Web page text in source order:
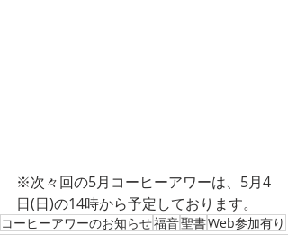
※次々回の5月コーヒーアワーは、5月4
日(日)の14時から予定しております。
コーヒーアワーのお知らせ福音聖書Web参加有り